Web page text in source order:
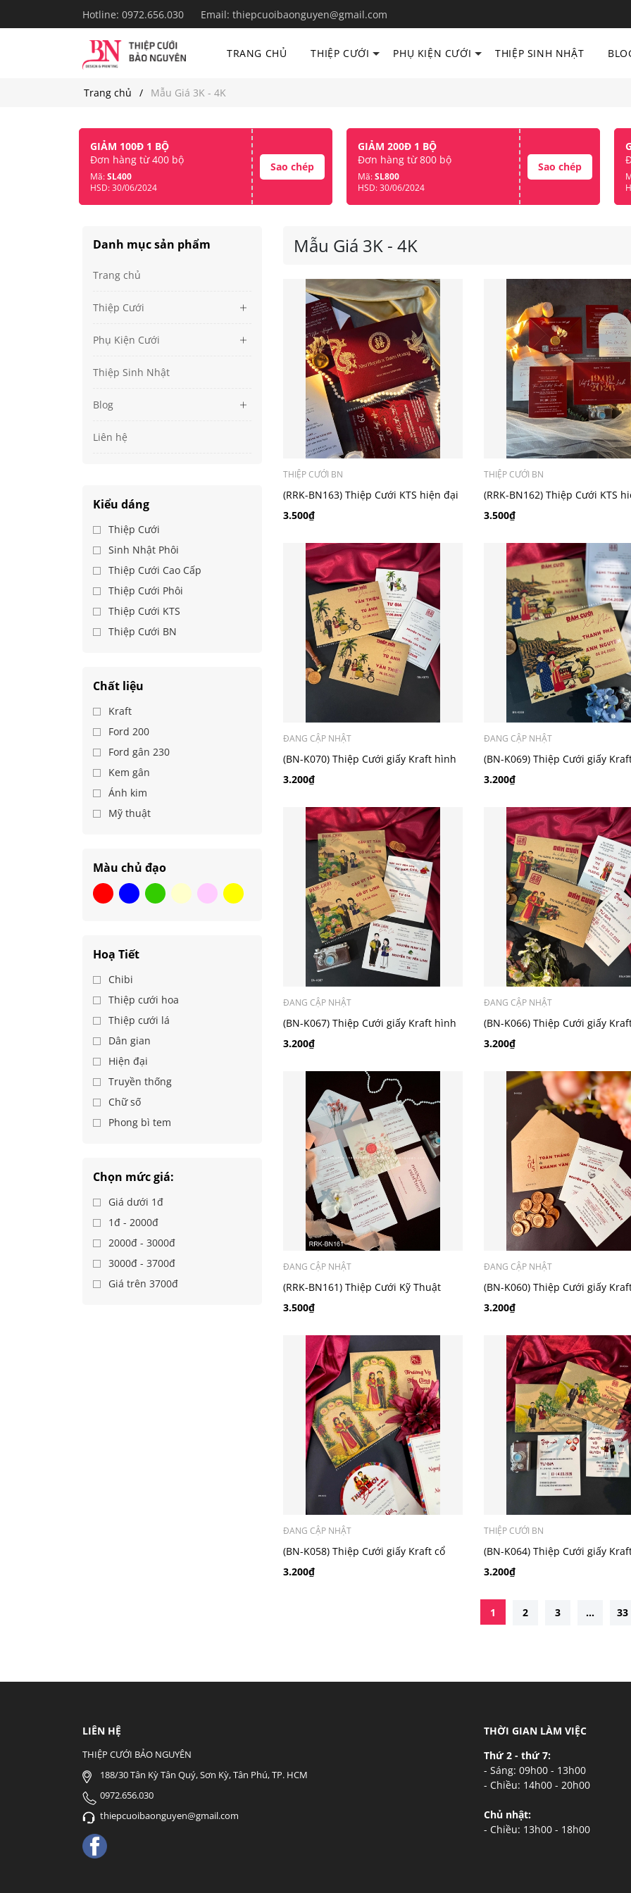
Hotline: 0972.656.030 Email: thiepcuoibaonguyen@gmail.com
TRANG CHỦ THIỆP CƯỚI PHỤ KIỆN CƯỚI THIỆP SINH NHẬT
Trang chủ Mẫu Giá 3K - 4K
GIẢM 100Đ 1 BỘ
Đơn hàng từ 400 bộ
Mã:SL400
HSD: 30/06/2024
Sao chép
GIẢM 200Đ 1 BỘ
Đơn hàng từ 800 bộ
Mã:SL800
HSD: 30/06/2024
Sao chép
Danh mục sản phẩm
Trang chủ
Thiệp Cưới
Phụ Kiện Cưới
Thiệp Sinh Nhật
Blog
Liên hệ
Kiểu dáng
Thiệp Cưới
Sinh Nhật Phôi
Thiệp Cưới Cao Cấp
Thiệp Cưới Phôi
Thiệp Cưới KTS
Thiệp Cưới BN
Chất liệu
Kraft
Ford 200
Ford gân 230
Kem gân
Ánh kim
Mỹ thuật
Màu chủ đạo
Hoạ Tiết
Chibi
Thiệp cưới hoa
Thiệp cưới lá
Dân gian
Hiện đại
Truyền thống
Chữ số
Phong bì tem
Chọn mức giá:
Giá dưới 1đ
1đ - 2000đ
2000đ - 3000đ
3000đ - 3700đ
Giá trên 3700đ
Mẫu Giá 3K - 4K
THIỆP CƯỚI BN
(RRK-BN163) Thiệp Cưới KTS hiện đại
3.500₫
THIỆP CƯỚI BN
(RRK-BN162) Thiệp Cưới KTS
3.500₫
ĐANG CẬP NHẬT
(BN-K070) Thiệp Cưới giấy Kraft hình
chibi
3.200₫
ĐANG CẬP NHẬT
(BN-K069) Thiệp Cưới giấy
chibi
3.200₫
ĐANG CẬP NHẬT
(BN-K067) Thiệp Cưới giấy Kraft hình
chibi
3.200₫
ĐANG CẬP NHẬT
(BN-K066) Thiệp Cưới giấy
chibi
3.200₫
ĐANG CẬP NHẬT
(RRK-BN161) Thiệp Cưới Kỹ Thuật
Số_Hiện Đại
3.500₫
ĐANG CẬP NHẬT
(BN-K060) Thiệp Cưới giấy
điển_retro
3.200₫
ĐANG CẬP NHẬT
(BN-K058) Thiệp Cưới giấy Kraft cổ
điển_retro
3.200₫
THIỆP CƯỚI BN
(BN-K064) Thiệp Cưới giấy
chibi
3.200₫
1 2 3 ... 33
LIÊN HỆ
THIỆP CƯỚI BẢO NGUYÊN
188/30 Tân Kỳ Tân Quý, Sơn Kỳ, Tân Phú, TP. HCM
0972.656.030
thiepcuoibaonguyen@gmail.com
THỜI GIAN LÀM VIỆC
Thứ 2 - thứ 7:
- Sáng: 09h00 - 13h00
- Chiều: 14h00 - 20h00
Chủ nhật:
- Chiều: 13h00 - 18h00